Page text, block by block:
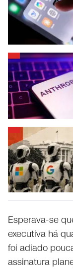
Esperava-se
executiva há
foi adiado
assinatura